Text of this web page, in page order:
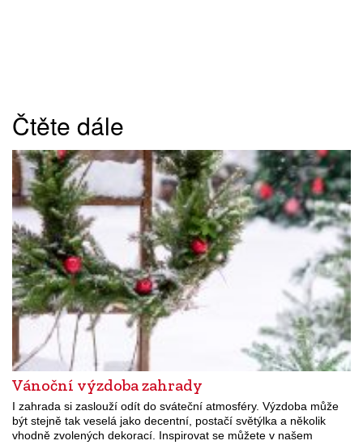
Čtěte dále
Vánoční výzdoba zahrady
I zahrada si zaslouží odít do sváteční atmosféry. Výzdoba může
být stejně tak veselá jako decentní, postačí světýlka a několik
vhodně zvolených dekorací. Inspirovat se můžete v našem